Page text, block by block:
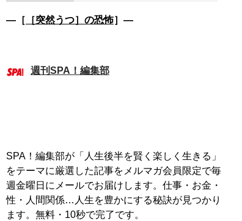
―［ ［突然うつ］の恐怖］―
週刊SPA！編集部
SPA！編集部が「人生後半を賢く楽しく生きる」
をテーマに厳選した記事をメルマガ会員限定で毎
週金曜日にメールでお届けします。仕事・お金・
性・人間関係…人生を豊かにする秘訣が見つかり
ます。無料・10秒で完了です。